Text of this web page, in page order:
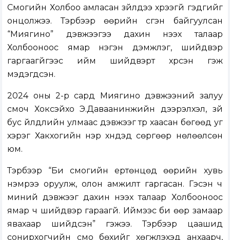
Сүмогийн Холбоо амласан зүйлдээ хүрээгүй гэдгийг
онцолжээ. Тэрбээр өөрийн үүсгэн байгуулсан
“Миягино” дэвжээгээ дахин нээх талаар
Холбооноос ямар нэгэн дэмжлэг, шийдвэр
гаргаагүйгээс ийм шийдвэрт хүрсэн гэж
мэдэгдсэн.
2024 оны 2-р сард Миягино дэвжээний залуу
сүмоч Хокүсэйхо Э.Даваанинжийн дээрэлхэл, зүй
бус үйлдлийн улмаас дэвжээг түр хаасан бөгөөд уг
хэрэг Хакүхогийн нэр хүндэд сөргөөр нөлөөлсөн
юм.
Тэрбээр “Би сүмогийн ертөнцөд өөрийн хувь
нэмрээ оруулж, олон амжилт гаргасан. Гэсэн ч
миний дэвжээг дахин нээх талаар Холбооноос
ямар ч шийдвэр гараагүй. Иймээс би өөр замаар
явахаар шийдсэн” гэжээ. Тэрбээр цаашид
сонирхогчийн сүмо бөхийг хөгжүүлэхэд анхаарч,